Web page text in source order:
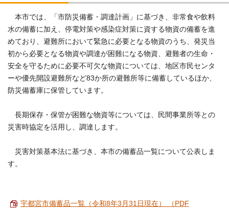
本市では、「市防災備蓄・調達計画」に基づき、非常食や飲料
水の備蓄に加え、停電対策や感染症対策に資する物資の備蓄を進
めており、避難所において緊急に必要となる物資のうち、発災当
初から必要となる物資や調達が困難になる物資、避難者の生命・
安全を守るために必要不可欠な物資については、地区市民センタ
ーや優先開設避難所など83か所の避難所等に備蓄しているほか、
防災備蓄庫に保管しています。
長期保存・保管が困難な物資等については、民間事業所等との
災害時協定を活用し、調達します。
災害対策基本法に基づき、本市の備蓄品一覧について公表しま
す。
宇都宮市備蓄品一覧（令和8年3月31日現在） （PDF